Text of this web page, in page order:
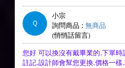
Q
小宗
詢問商品 : 無商品
(悄悄話留言)
您好 可以換沒有戴畢業的.下單時
註記.設計師會幫您更換.價格一樣